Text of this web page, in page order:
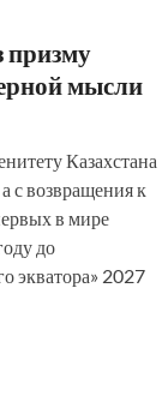
призму
мысли
Казахстана
с возвращения к
в мире
до
экватора» 2027